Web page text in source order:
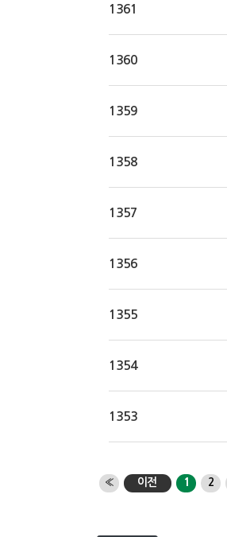
1361
1360
1359
1358
1357
1356
1355
1354
1353
« 이전 1 2